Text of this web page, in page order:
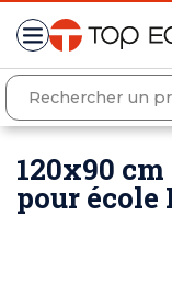
120x90
pour école